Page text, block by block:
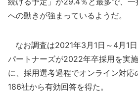
への動きが強まっているようだ。
なお調査は2021年3月1日～4月1
パートナーズが2022年卒採用を実
に、採用選考過程でオンライン対応
186社から有効回答を得た。